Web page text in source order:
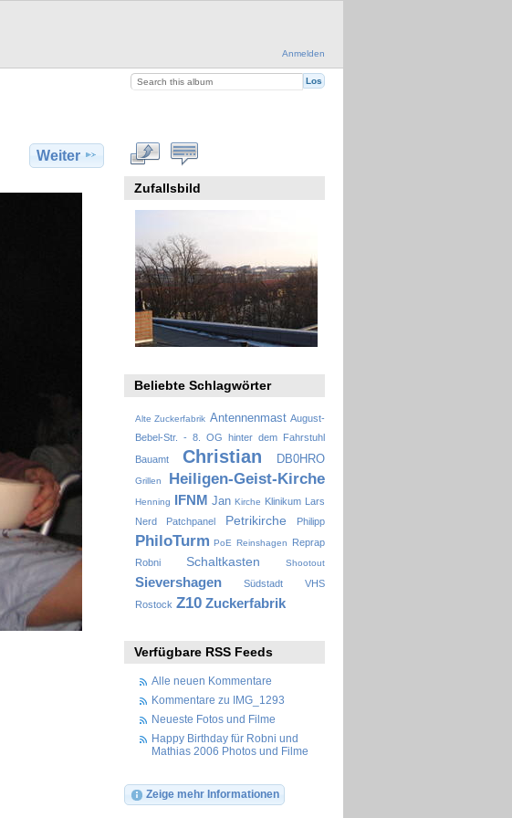
Anmelden
Weiter
Zufallsbild
Beliebte Schlagwörter
Alte Zuckerfabrik Antennenmast August-
Bebel-Str. - 8. OG hinter dem Fahrstuhl
Bauamt
Christian DB0HRO
Grillen Heiligen-Geist-Kirche
Henning IFNM Jan Kirche Klinikum Lars
Nerd
Patchpanel Petrikirche Philipp
PhiloTurm PoE Reinshagen
Reprap
Robni
Schaltkasten Shootout
Sievershagen Südstadt
VHS
Rostock Z10 Zuckerfabrik
Verfügbare RSS Feeds
Alle neuen Kommentare
Kommentare zu IMG_1293
Neueste Fotos und Filme
Happy Birthday für Robni und
Mathias 2006 Photos und Filme
Zeige mehr Informationen